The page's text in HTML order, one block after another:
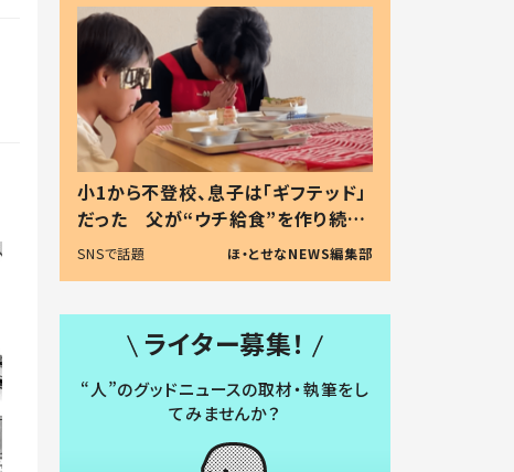
小1から不登校、息子は「ギフテッド」
だった 父が“ウチ給食”を作り続け
る理由とは #令和の親 #令和の子
SNSで話題 ほ・とせなNEWS編集部
ライター募集！
“人”のグッドニュースの取材・執筆をし
てみませんか？